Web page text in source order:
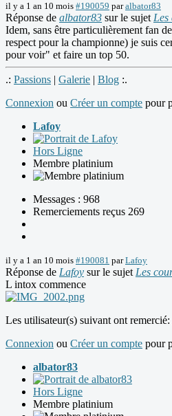
il y a 1 an 10 mois #190059 paralbator83
Réponse de albator83 sur le sujet Les
Idem, sans être particulièrement fan
respect pour la championne) je suis
pour voir" et faire un top 50.
.: Passions | Galerie | Blog :.
Connexion ou Créer un compte pour
Lafoy
Hors Ligne
Membre platinium
Messages : 968
Remerciements reçus 269
il y a 1 an 10 mois #190081 parLafoy
Réponse de Lafoy sur le sujet Les
L intox commence
Les utilisateur(s) suivant ont remercié:
Connexion ou Créer un compte pour
albator83
Hors Ligne
Membre platinium